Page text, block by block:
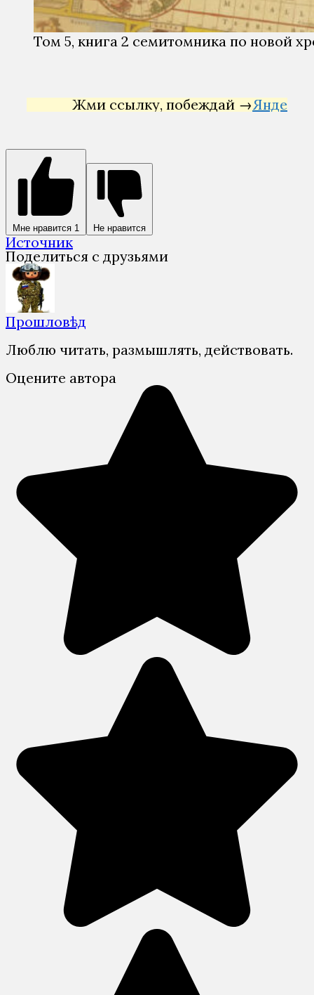
Том 5, книга 2 семитомника по новой
Жми ссылку, побеждай →Яндекс
Мне нравится 1 Не нравится
Источник
Поделиться с друзьями
Прошловѣд
Люблю читать, размышлять, действовать.
Оцените автора